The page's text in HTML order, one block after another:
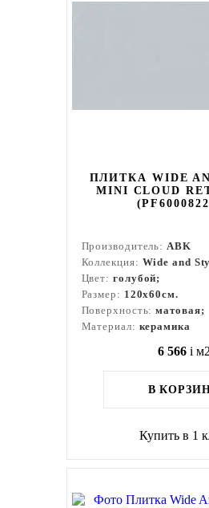
ПЛИТКА WIDE
MINI CLOUD
Производитель:ABK
Коллекция: Wide and
Цвет: голубой;
Размер: 120x60см.
Поверхность:матовая;
Материал: керамика
6 566 i м2
В
Купить в 1